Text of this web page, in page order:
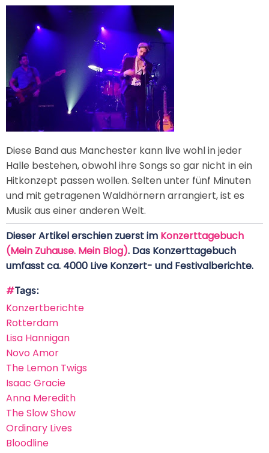
Diese Band aus Manchester kann live wohl in jeder
Halle bestehen, obwohl ihre Songs so gar nicht in ein
Hitkonzept passen wollen. Selten unter fünf Minuten
und mit getragenen Waldhörnern arrangiert, ist es
Musik aus einer anderen Welt.
Dieser Artikel erschien zuerst im Konzerttagebuch
(Mein Zuhause. Mein Blog). Das Konzerttagebuch
umfasst ca. 4000 Live Konzert- und Festivalberichte.
Tags
Konzertberichte
Rotterdam
Lisa Hannigan
Novo Amor
The Lemon Twigs
Isaac Gracie
Anna Meredith
The Slow Show
Ordinary Lives
Bloodline